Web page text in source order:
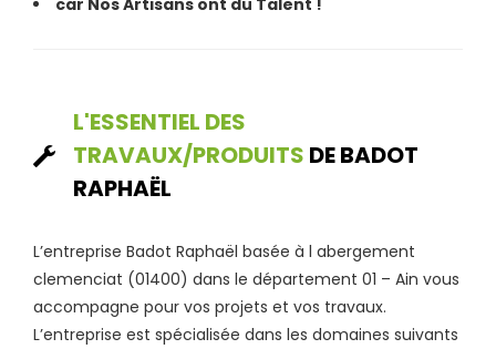
L'ESSENTIEL DES
TRAVAUX/PRODUITS DE BADOT
RAPHAËL
L’entreprise Badot Raphaël basée à l abergement
clemenciat (01400) dans le département 01 – Ain vous
accompagne pour vos projets et vos travaux.
L’entreprise est spécialisée dans les domaines suivants